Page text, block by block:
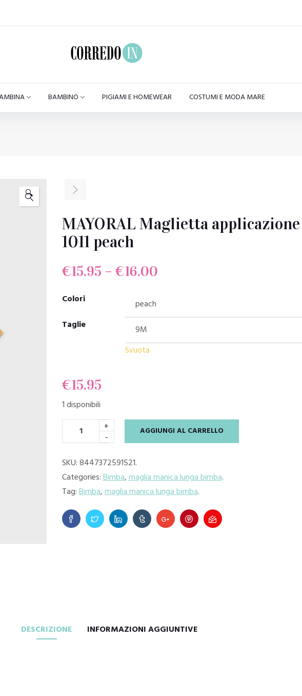
BAMBINO PIGIAMI E HOMEWEAR COSTUMI E MODA MARE
🔍
MAYORAL Maglietta
1011 peach
€15.95 – €16.00
Colori
Taglie
Svuota
€15.95
1 disponibili
+
-
AGGIUNGI AL CARRELLO
SKU:8447372591521.
Categories:Bimba,maglia manica lunga bimba.
Tag:Bimba,maglia manica lunga bimba.
DESCRIZIONE INFORMAZIONI AGGIUNTIVE